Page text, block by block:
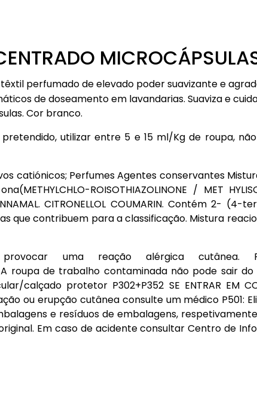
perfumado de elevado poder suavizante e
de doseamento em lavandarias. Suaviza e
Cor branco.
utilizar entre 5 e 15 ml/Kg de roupa,
catiónicos; Perfumes Agentes conservantes
ROISOTHIAZOLINONE / MET
CITRONELLOL COUMARIN. Contém 2-
que contribuem para a classificação. Mistura
uma reação alérgica cutânea.
roupa de trabalho contaminada não pode sair
protetor P302+P352 SE ENTRAR EM
ou erupção cutânea consulte um médico P501:
e resíduos de embalagens,
Em caso de acidente consultar Centro de